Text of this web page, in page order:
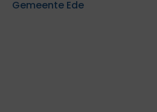
Gemeente Ede